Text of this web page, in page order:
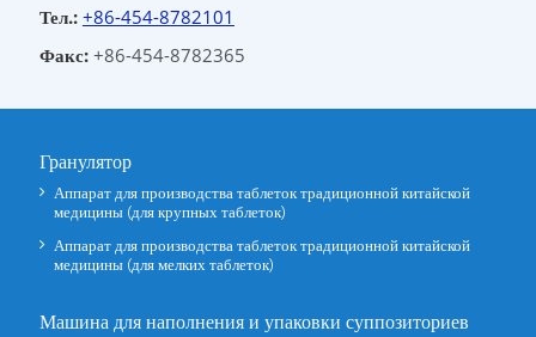
Тел.: +86-454-8782101
Факс: +86-454-8782365
Гранулятор
Аппарат для производства таблеток традиционной китайской
медицины (для крупных таблеток)
Аппарат для производства таблеток традиционной китайской
медицины (для мелких таблеток)
Машина для наполнения и упаковки суппозиториев